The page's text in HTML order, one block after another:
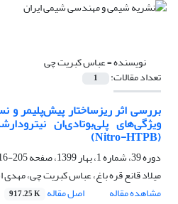
نویسنده =عباس کبریت چی
تعداد مقالات: 1
بررسی اثر ریزساختار پیش‌پلیمر و
ویژگی‌های پلی‌بوتا‌دی‌ان
(Nitro-HTPB)
دوره 39، شماره 1، بهار 1399، صفحه
205-216
میلاد قانع قره باغ، عباس کبریت چی،
مشاهده مقاله
اصل مقاله 917.25 K